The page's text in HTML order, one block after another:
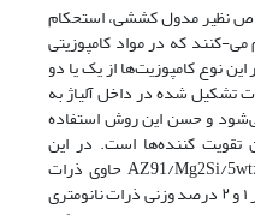
نظیر مدول کششی، استحکام
کنند که در مواد کامپوزیتی
نوع کامپوزیت‌ها از یک یا دو
تشکیل شده در داخل آلیاژ به
و حسن این روش استفاده
تقویت کننده‌ها است. در این
پژوهش، کامپوزیت‌ هیبریدی AZ91/Mg2Si/5wt%SiCP حاوی ذرات
میکرومتری SiC انتخاب شده و مقادیر ۱ و ۲ درصد وزنی ذرات نانومتری